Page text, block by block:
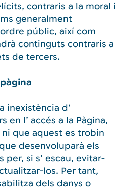
contraris a la moral i
generalment
públic, així com
continguts contraris a
de tercers.
inexistència d’
en l’ accés a la Pàgina,
que aquest es trobin
desenvoluparà els
per, si s’ escau, evitar-
los. Per tant,
dels danys o